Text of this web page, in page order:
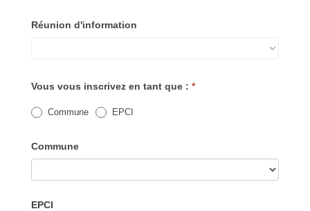
réunions
Réunion d'information
Vous vous inscrivez en tant que : *
Commune EPCI
Commune
EPCI